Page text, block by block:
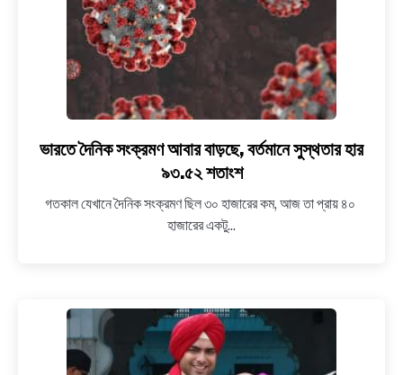
ছবি
link
to
দৈনিক
সংক্রমণ
সুস্থতার
হার
৯৩.৫২
ভারতে দৈনিক সংক্রমণ আবার বাড়ছে, বর্তমানে সুস্থতার হার
৯৩.৫২ শতাংশ
গতকাল যেখানে দৈনিক সংক্রমণ ছিল ৩০ হাজারের কম, আজ তা প্রায় ৪০
হাজারের একটু...